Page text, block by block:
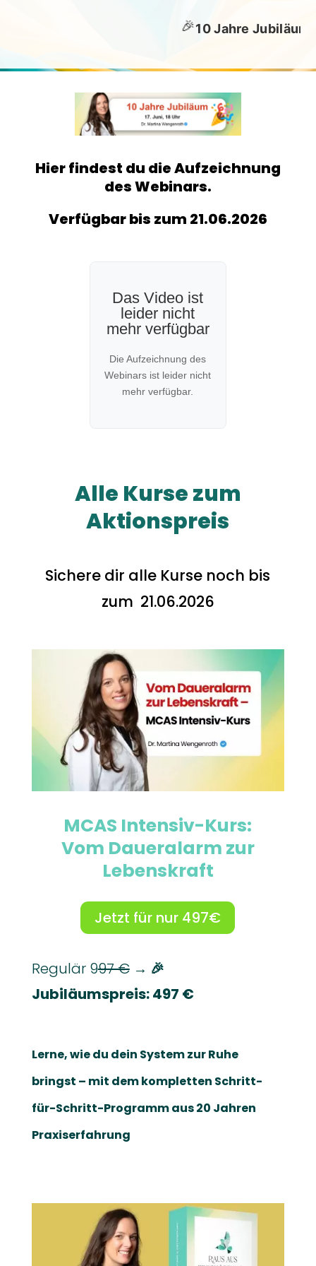
🎉10 Jahre Jubiläum
Hier findest du die Aufzeichnung
des Webinars.
Verfügbar bis zum 21.06.2026
Das Video ist
leider nicht
mehr verfügbar
Die Aufzeichnung des
Webinars ist leider nicht
mehr verfügbar.
Alle Kurse zum
Aktionspreis
Sichere dir alle Kurse noch bis
zum 21.06.2026
MCAS Intensiv-Kurs:
Vom Daueralarm zur
Lebenskraft
Jetzt für nur 497€
Regulär 997 € → 🎉
Jubiläumspreis:497 €
Lerne, wie du dein System zur Ruhe
bringst – mit dem kompletten Schritt-
für-Schritt-Programm aus 20 Jahren
Praxiserfahrung